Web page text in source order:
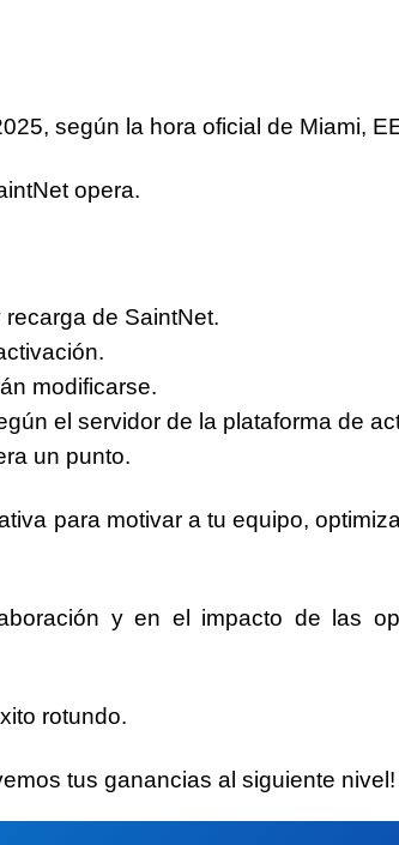
según la hora oficial de Miami,
opera.
de SaintNet.
modificarse.
el servidor de la plataforma de
un punto.
para motivar a tu equipo,
y en el impacto de las
rotundo.
tus ganancias al siguiente nivel!